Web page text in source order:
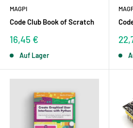
MAGPI
Code Club Book of Scratch
Sonderpreis
16,45 €
Auf Lager